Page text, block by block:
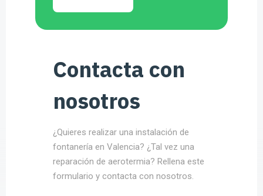
Contacta con
nosotros
¿Quieres realizar una instalación de
fontanería en Valencia? ¿Tal vez una
reparación de aerotermia? Rellena este
formulario y contacta con nosotros.